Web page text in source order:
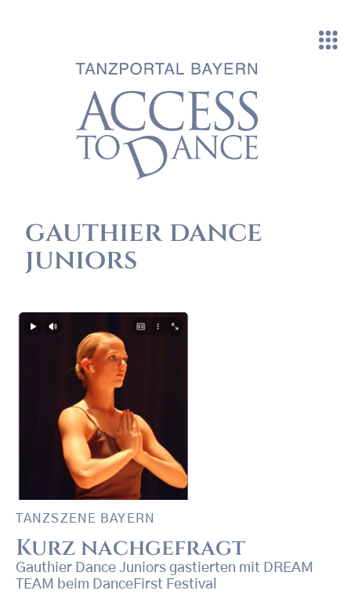
gauthier dance
juniors
TANZSZENE BAYERN
Kurz nachgefragt
Gauthier Dance Juniors gastierten mit DREAM
TEAM beim DanceFirst Festival